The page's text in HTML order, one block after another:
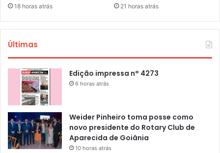
18 horas atrás 21 horas atrás
Últimas
Edição impressa n° 4273
6 horas atrás
Weider Pinheiro toma posse como
novo presidente do Rotary Club de
Aparecida de Goiânia
10 horas atrás